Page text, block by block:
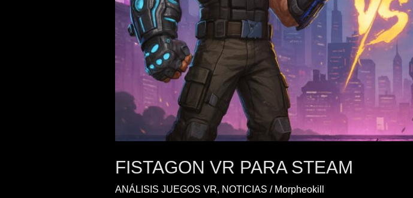
FISTAGON VR PARA STEAM
ANÁLISIS JUEGOS VR, NOTICIAS / Morpheokill